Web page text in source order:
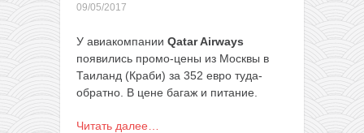
09/05/2017
У авиакомпании Qatar Airways
появились промо-цены из Москвы в
Таиланд (Краби) за 352 евро туда-
обратно. В цене багаж и питание.
Читать далее…